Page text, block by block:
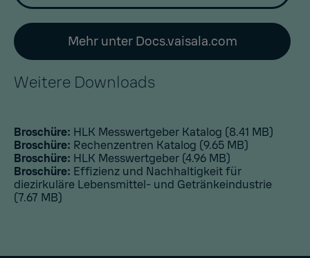
Mehr unter Docs.vaisala.com
Weitere Downloads
Broschüre: HLK Messwertgeber Katalog (8.41 MB)
Broschüre: Rechenzentren Katalog (9.65 MB)
Broschüre: HLK Messwertgeber (4.96 MB)
Broschüre: Effizienz und Nachhaltigkeit für
diezirkuläre Lebensmittel- und Getränkeindustrie
(7.67 MB)